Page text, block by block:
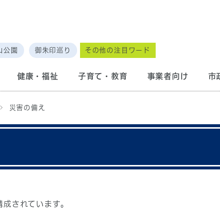
公園 御朱印巡り その他の注目ワード
健康・福祉 子育て・教育 事業者向け 市
災害の備え
されています。